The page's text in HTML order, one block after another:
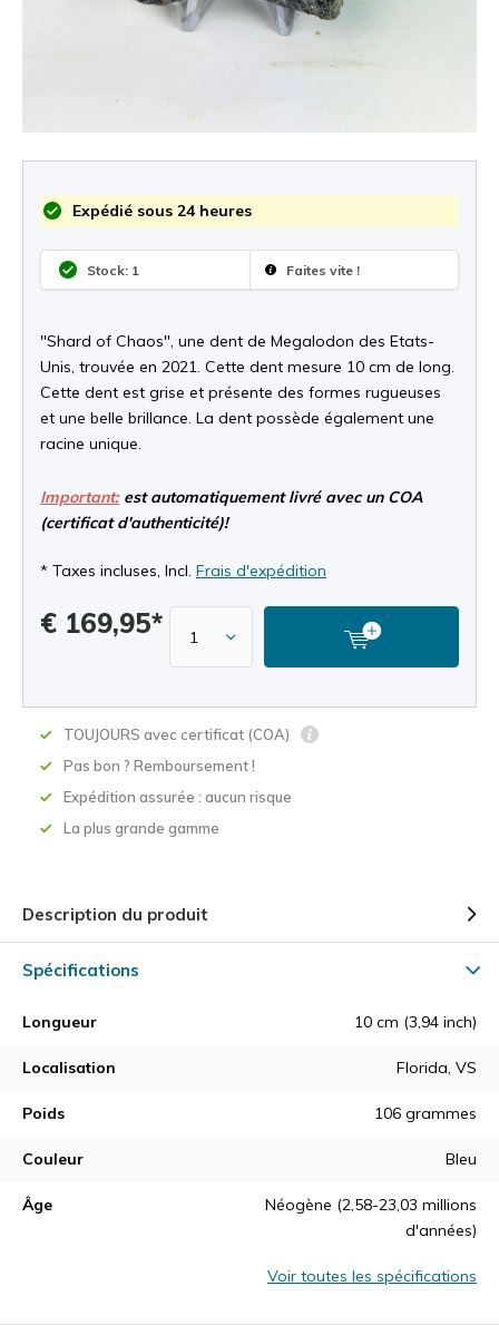
Expédié sous 24 heures
Stock: 1 Faites vite !
''Shard of Chaos'', une dent de Megalodon des Etats-
Unis, trouvée en 2021. Cette dent mesure 10 cm de long.
Cette dent est grise et présente des formes rugueuses
et une belle brillance. La dent possède également une
racine unique.
Important:est automatiquement livré avec un COA
(certificat d'authenticité)!
* Taxes incluses, Incl. Frais d'expédition
€ 169,95*
TOUJOURS avec certificat (COA)
Pas bon ? Remboursement !
Expédition assurée : aucun risque
La plus grande gamme
Description du produit
Spécifications
Longueur 10 cm (3,94 inch)
Localisation Florida, VS
Poids 106 grammes
Couleur Bleu
Âge
Néogène (2,58-23,03 millions
d'années)
Voir toutes les spécifications